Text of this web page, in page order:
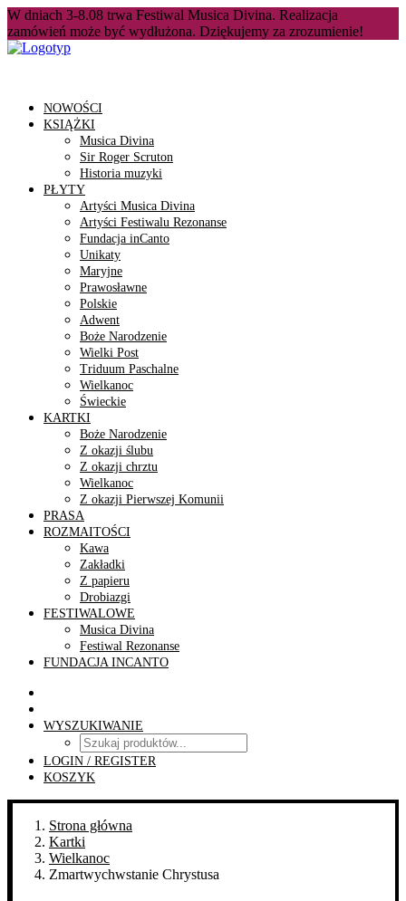
W dniach 3-8.08 trwa Festiwal Musica Divina. Realizacja
zamówień może być wydłużona. Dziękujemy za zrozumienie!
NOWOŚCI
KSIĄŻKI
Musica Divina
Sir Roger Scruton
Historia muzyki
PŁYTY
Artyści Musica Divina
Artyści Festiwalu Rezonanse
Fundacja inCanto
Unikaty
Maryjne
Prawosławne
Polskie
Adwent
Boże Narodzenie
Wielki Post
Triduum Paschalne
Wielkanoc
Świeckie
KARTKI
Boże Narodzenie
Z okazji ślubu
Z okazji chrztu
Wielkanoc
Z okazji Pierwszej Komunii
PRASA
ROZMAITOŚCI
Kawa
Zakładki
Z papieru
Drobiazgi
FESTIWALOWE
Musica Divina
Festiwal Rezonanse
FUNDACJA INCANTO
WYSZUKIWANIE
LOGIN / REGISTER
KOSZYK
Strona główna
Kartki
Wielkanoc
Zmartwych­wstanie Chrystusa